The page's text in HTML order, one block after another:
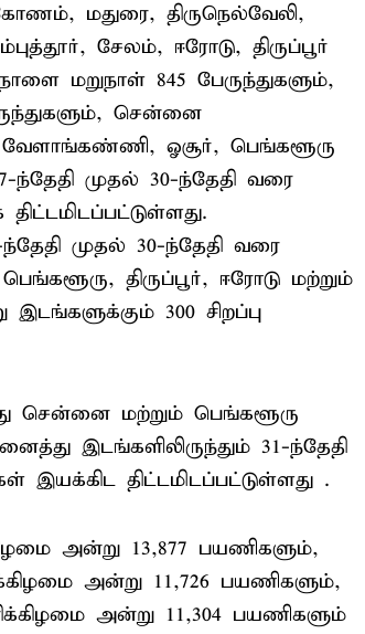
மதுரை, திருநெல்வேலி,
சேலம், ஈரோடு, திருப்பூர்
மறுநாள் 845 பேருந்துகளும்,
சென்னை
ஓசூர், பெங்களூரு
ந்தேதி முதல் 30-ந்தேதி வரை
ந்தேதி முதல் 30-ந்தேதி வரை
திருப்பூர், ஈரோடு மற்றும்
300 சிறப்பு
சென்னை மற்றும் பெங்களூரு
இடங்களிலிருந்தும் 31-ந்தேதி
இயக்கிட திட்டமிடப்பட்டுள்ளது .
அன்று 13,877 பயணிகளும்,
அன்று 11,726 பயணிகளும்,
அன்று 11,304 பயணிகளும்